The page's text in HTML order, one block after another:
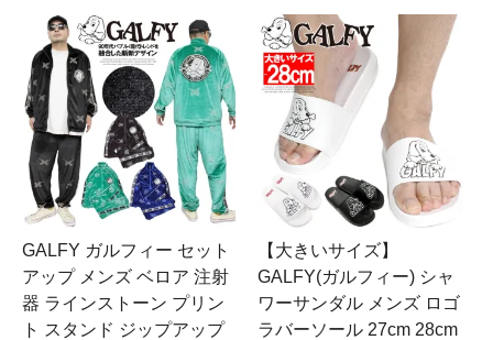
GALFY ガルフィー セット
アップ メンズ ベロア 注射
器 ラインストーン プリン
ト スタンド ジップアップ
【大きいサイズ】
GALFY(ガルフィー) シャ
ワーサンダル メンズ ロゴ
ラバーソール 27cm 28cm